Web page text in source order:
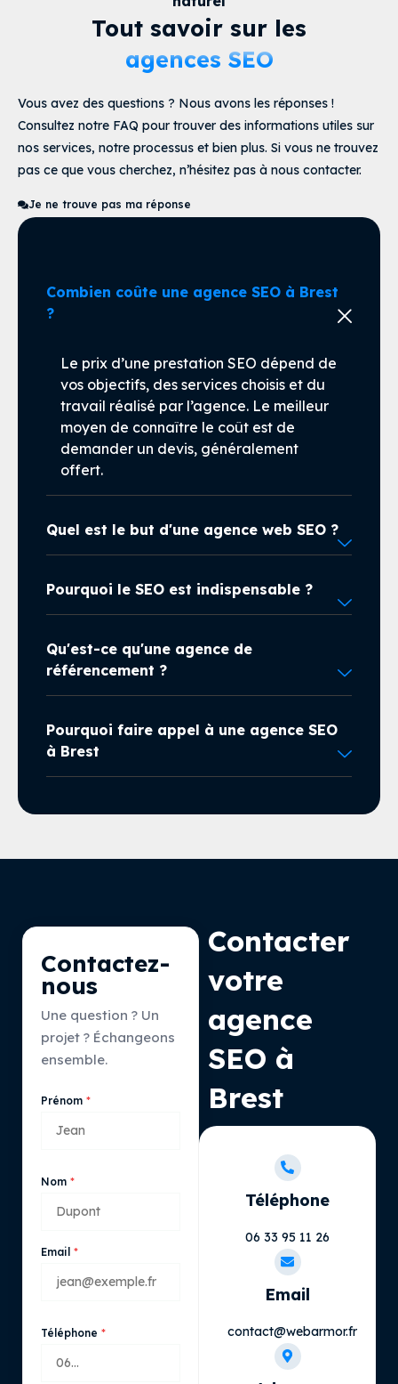
Tout savoir sur les
agences SEO
Vous avez des questions ? Nous avons les réponses !
Consultez notre FAQ pour trouver des informations utiles sur
nos services, notre processus et bien plus. Si vous ne trouvez
pas ce que vous cherchez, n’hésitez pas à nous contacter.
Je ne trouve pas ma réponse
Combien coûte une agence SEO à Brest
?
Le prix d’une prestation SEO dépend de
vos objectifs, des services choisis et du
travail réalisé par l’agence. Le meilleur
moyen de connaître le coût est de
demander un devis, généralement
offert.
Quel est le but d'une agence web SEO ?
Pourquoi le SEO est indispensable ?
Qu'est-ce qu'une agence de
référencement ?
Pourquoi faire appel à une agence SEO
à Brest
Contactez-
nous
Une question ? Un
projet ? Échangeons
ensemble.
Prénom
Nom
Email
Téléphone
Contacter
votre
agence
SEO à
Brest
Téléphone
06 33 95 11 26
Email
contact@webarmor.fr